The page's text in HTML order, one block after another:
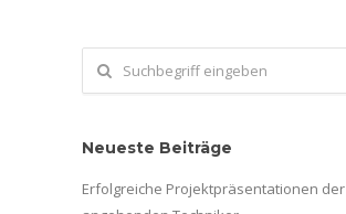
Neueste Beiträge
Erfolgreiche Projektpräsentationen der